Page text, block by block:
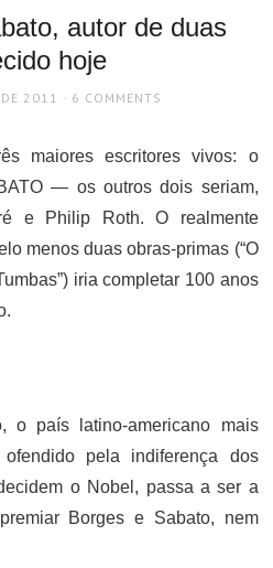
autor de duas
hoje
2011 6 COMMENTS
maiores escritores vivos: o
— os outros dois seriam,
e Philip Roth. O realmente
menos duas obras-primas (“O
iria completar 100 anos
o país latino-americano mais
pela indiferença dos
o Nobel, passa a ser a
Borges e Sabato, nem